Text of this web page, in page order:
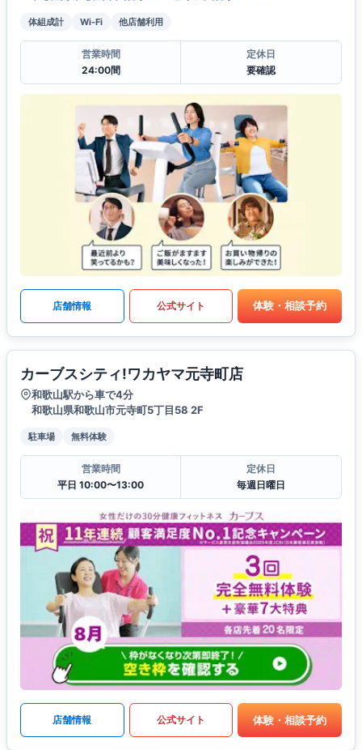
体組成計 Wi-Fi 他店舗利用
営業時間
24:00間
定休日
要確認
店舗情報 公式サイト 体験・相談予約
カーブスシティ!ワカヤマ元寺町店
和歌山駅から車で4分
和歌山県和歌山市元寺町5丁目58 2F
駐車場 無料体験
営業時間
平日 10:00〜13:00
定休日
毎週日曜日
店舗情報 公式サイト 体験・相談予約